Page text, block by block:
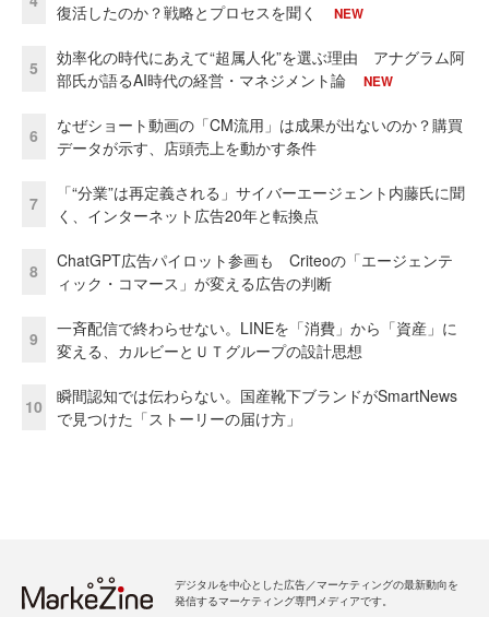
復活したのか？戦略とプロセスを聞く
NEW
5
効率化の時代にあえて“超属人化”を選ぶ理由 アナグラム阿
部氏が語るAI時代の経営・マネジメント論
NEW
6
なぜショート動画の「CM流用」は成果が出ないのか？購買
データが示す、店頭売上を動かす条件
7
「“分業”は再定義される」サイバーエージェント内藤氏に聞
く、インターネット広告20年と転換点
8
ChatGPT広告パイロット参画も Criteoの「エージェンテ
ィック・コマース」が変える広告の判断
9
一斉配信で終わらせない。LINEを「消費」から「資産」に
変える、カルビーとＵＴグループの設計思想
10
瞬間認知では伝わらない。国産靴下ブランドがSmartNews
で見つけた「ストーリーの届け方」
デジタルを中心とした広告／マーケティングの最新動向を
発信するマーケティング専門メディアです。